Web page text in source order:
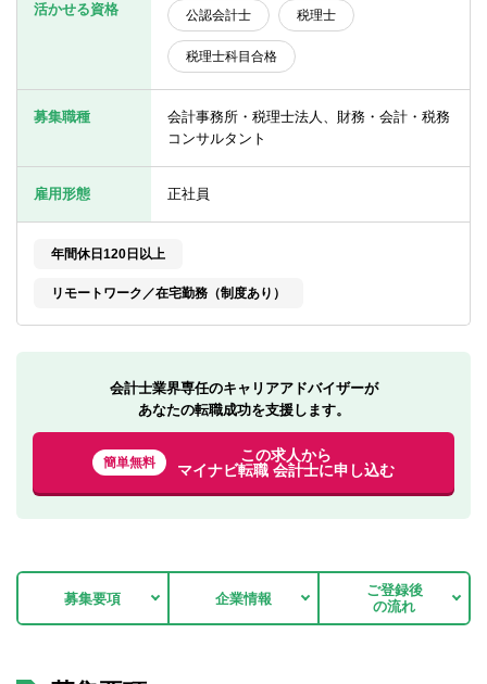
女性会計士の転職
個別転職相談会・セミナー
転職お役立ち情報
転職お役立ち情報
求人情報
活かせる資格 公認会計士 税理士
税理士科目合格
募集職種
会計事務所・税理士法人、財務・会計・税務
コンサルタント
雇用形態 正社員
年間休日120日以上
リモートワーク／在宅勤務（制度あり）
会計士業界専任のキャリアアドバイザーが
あなたの転職成功を支援します。
簡単無料
この求人から
マイナビ転職 会計士に申し込む
募集要項 企業情報
ご登録後
の流れ